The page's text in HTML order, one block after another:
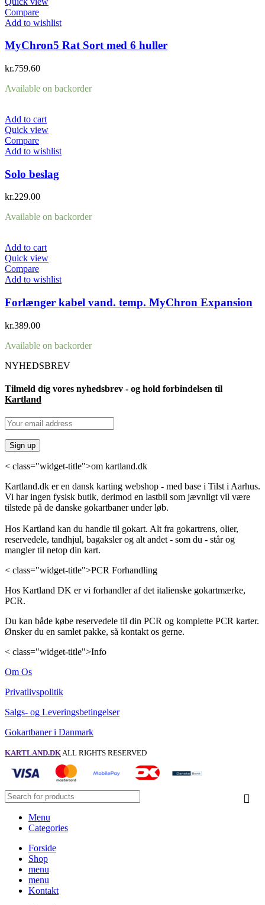
Compare
Add to wishlist
MyChron5 Rat Sort med 6 huller
kr.759.60
Available on backorder
Add to cart
Quick view
Compare
Add to wishlist
Solo beslag
kr.229.00
Available on backorder
Add to cart
Quick view
Compare
Add to wishlist
Forlænger kabel vand. temp. MyChron Expansion
kr.389.00
Available on backorder
NYHEDSBREV
Tilmeld dig vores nyhedsbrev - og hold forbindelsen til
Kartland
< class="widget-title">om kartland.dk
Kartland.dk er en dansk karting webshop - med base i Tilst i Aarhus.
Vi har ingen fysisk butik, derimod en lastbil som jævnligt vil være
tilstede på de danske gokartbaner under løb.
Hos Kartland kan du handle til gokart. Alt fra gokartrens, olier,
reservedele, tandhjul, bagaksler og alt andet - som du - står og
mangler til netop din kart.
< class="widget-title">PCR Forhandling
Hos Kartland DK er vi forhandler af det italienske gokartmærke,
PCR.
Du kan både købe reservedele til din PCR og komplette PCR karter.
Ønsker du en samlet pakke, så kontakt os gerne.
< class="widget-title">Info
Om Os
Privatlivspolitik
Salgs- og Leveringsbetingelser
Gokartbaner i Danmark
KARTLAND.DKALL RIGHTS RESERVED
Menu
Categories
Forside
Shop
menu
menu
Kontakt